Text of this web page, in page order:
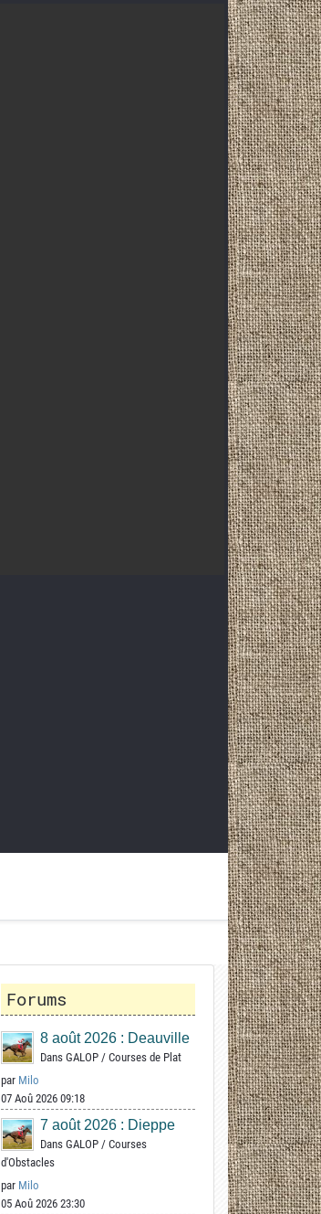
Forums
8 août 2026 : Deauville
Dans GALOP / Courses de Plat
par Milo
07 Aoû 2026 09:18
7 août 2026 : Dieppe
Dans GALOP / Courses
d'Obstacles
par Milo
05 Aoû 2026 23:30